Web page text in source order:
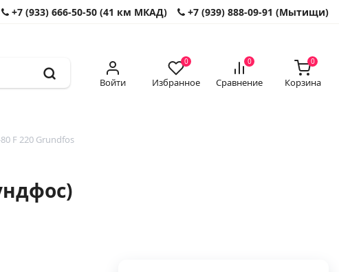
+7 (933) 666-50-50 (41 км МКАД) +7 (939) 888-09-91 (Мытищи)
Войти
0
Избранное
0
Сравнение
0
Корзина
F 220 Grundfos